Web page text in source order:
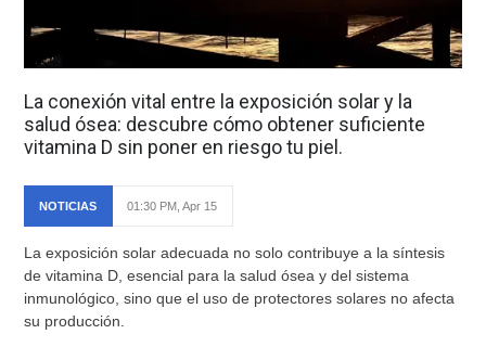
La conexión vital entre la exposición solar y la
salud ósea: descubre cómo obtener suficiente
vitamina D sin poner en riesgo tu piel.
NOTICIAS 01:30 PM, Apr 15
La exposición solar adecuada no solo contribuye a la síntesis
de vitamina D, esencial para la salud ósea y del sistema
inmunológico, sino que el uso de protectores solares no afecta
su producción.